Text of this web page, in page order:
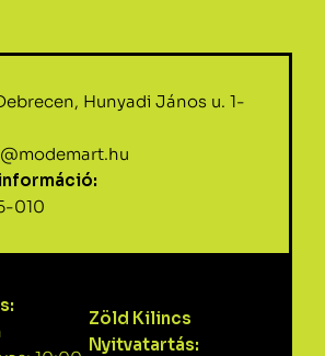
Hunyadi János u. 1-
010
Zöld Kilincs
Nyitvatartás: